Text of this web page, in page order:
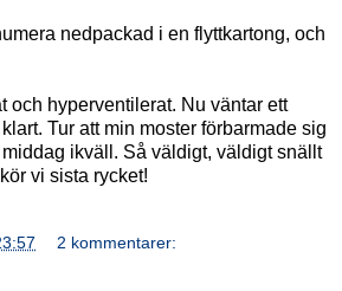
nedpackad i en flyttkartong, och
och hyperventilerat. Nu väntar ett
Tur att min moster förbarmade sig
ikväll. Så väldigt, väldigt snällt
vi sista rycket!
2 kommentarer: